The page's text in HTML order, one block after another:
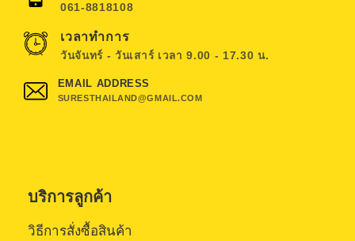
061-8818108
เวลาทำการ
วันจันทร์ - วันเสาร์ เวลา 9.00 - 17.30 น.
EMAIL ADDRESS
SURESTHAILAND@GMAIL.COM
บริการลูกค้า
วิธีการสั่งซื้อสินค้า